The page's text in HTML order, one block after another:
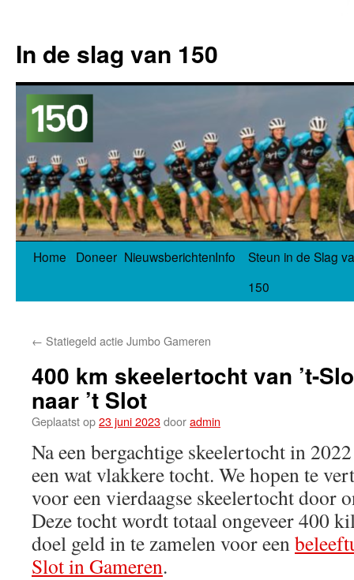
In de slag van 150
Spring
Home Doneer NieuwsberichtenInfo
Steun in de Slag
150
← Statiegeld actie Jumbo Gameren
400 km skeelertocht van ’t-
naar ’t Slot
Geplaatst op23 juni 2023dooradmin
Na een bergachtige skeelertocht in
een wat vlakkere tocht. We hopen te
voor een vierdaagse skeelertocht door
Deze tocht wordt totaal ongeveer 400
doel geld in te zamelen voor een
Slot in Gameren.